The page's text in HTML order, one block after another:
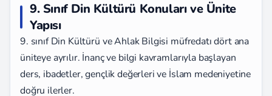
9. Sınıf Din Kültürü Konuları ve Ünite
Yapısı
9. sınıf Din Kültürü ve Ahlak Bilgisi müfredatı dört ana
üniteye ayrılır. İnanç ve bilgi kavramlarıyla başlayan
ders, ibadetler, gençlik değerleri ve İslam medeniyetine
doğru ilerler.